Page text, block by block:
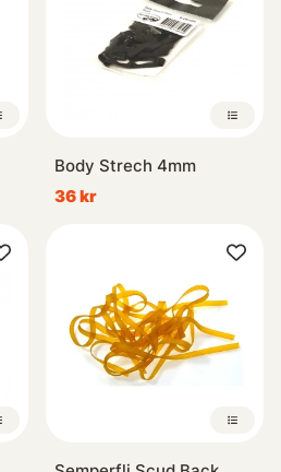
Body Strech 4mm
36 kr